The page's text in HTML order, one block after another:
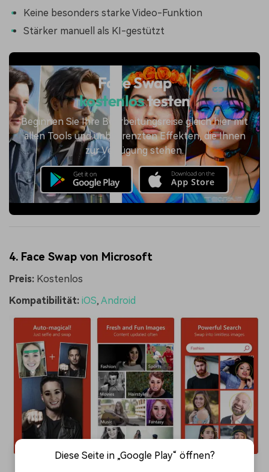
Keine besonders starke Video-Funktion
Stärker manuell als KI-gestützt
Face Swap
kostenlostesten
Beginnen Sie Ihre Bearbeitungsreise gleich hier mit
allen Tools und unbegrenzten Effekten, die Ihnen
zur Verfügung stehen.
4. Face Swap von Microsoft
Preis: Kostenlos
Kompatibilität: iOS, Android
Diese Seite in „Google Play“ öffnen?